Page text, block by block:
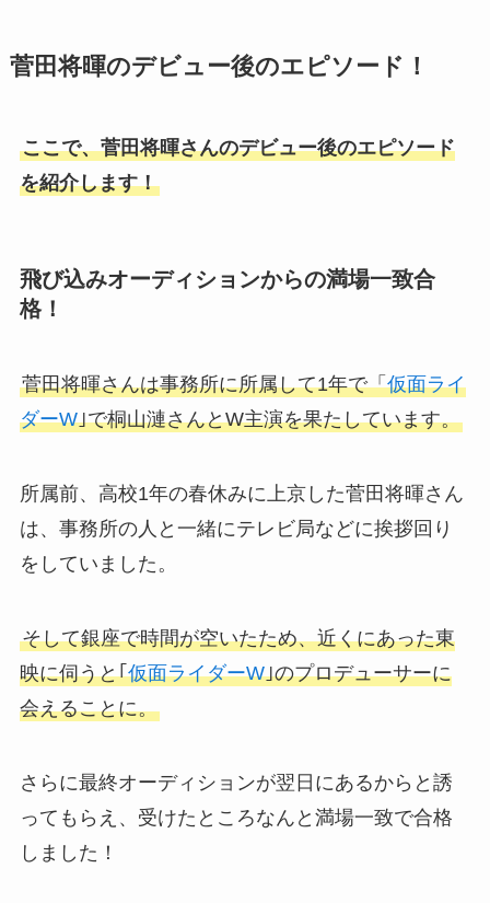
菅田将暉のデビュー後のエピソード！
ここで、菅田将暉さんのデビュー後のエピソード
を紹介します！
飛び込みオーディションからの満場一致合
格！
菅田将暉さんは事務所に所属して1年で「仮面ライ
ダーW｣で桐山漣さんとW主演を果たしています。
所属前、高校1年の春休みに上京した菅田将暉さん
は、事務所の人と一緒にテレビ局などに挨拶回り
をしていました。
そして銀座で時間が空いたため、近くにあった東
映に伺うと｢仮面ライダーW｣のプロデューサーに
会えることに。
さらに最終オーディションが翌日にあるからと誘
ってもらえ、受けたところなんと満場一致で合格
しました！